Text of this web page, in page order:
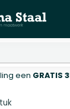
een GRATIS